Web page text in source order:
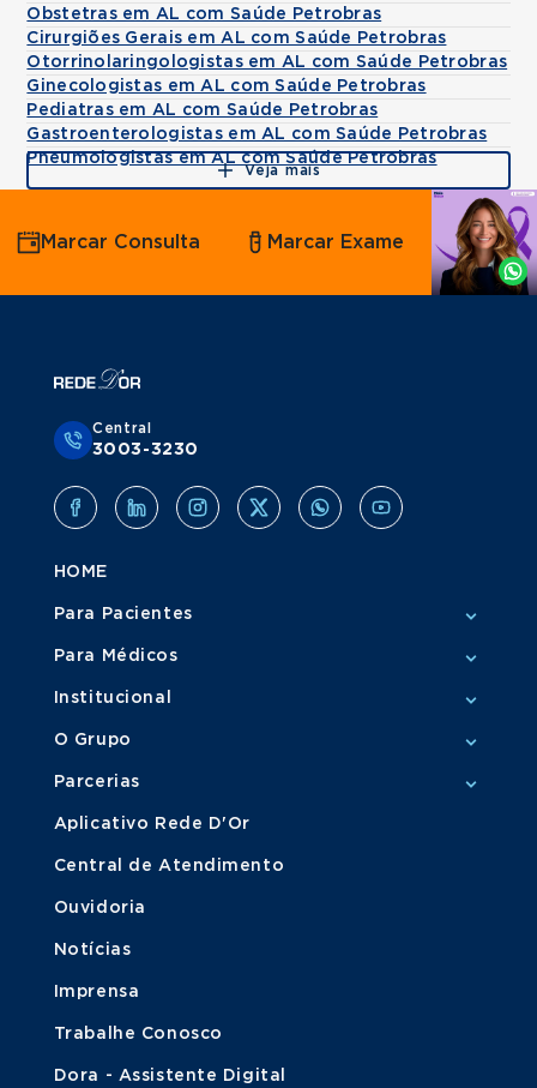
Obstetras em AL com Saúde Petrobras
Cirurgiões Gerais em AL com Saúde Petrobras
Otorrinolaringologistas em AL com Saúde Petrobras
Ginecologistas em AL com Saúde Petrobras
Pediatras em AL com Saúde Petrobras
Gastroenterologistas em AL com Saúde Petrobras
Pneumologistas em AL com Saúde Petrobras
Veja mais
Agende
por
Whatsapp
Marcar Consulta Marcar Exame
Central
3003-3230
HOME
Para Pacientes
Para Médicos
Institucional
O Grupo
Parcerias
Aplicativo Rede D'Or
Central de Atendimento
Ouvidoria
Notícias
Imprensa
Trabalhe Conosco
Dora - Assistente Digital